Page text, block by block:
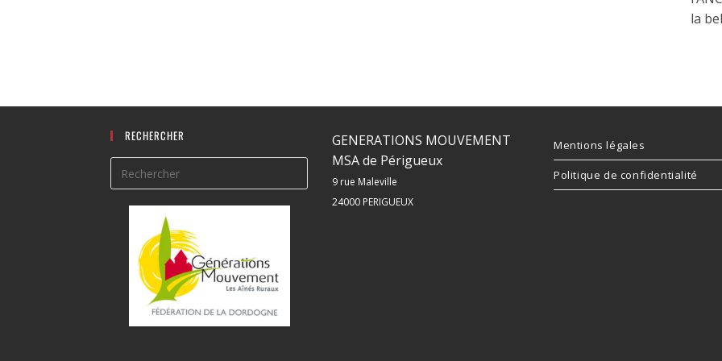
la
RECHERCHER
GENERATIONS MOUVEMENT
MSA de Périgueux
9 rue Maleville
24000 PERIGUEUX
Mentions légales
Politique de confidentialité